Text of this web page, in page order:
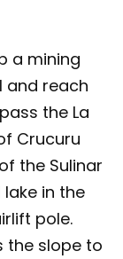
a mining
and reach
the La
Crucuru
the Sulinar
in the
pole.
the slope to